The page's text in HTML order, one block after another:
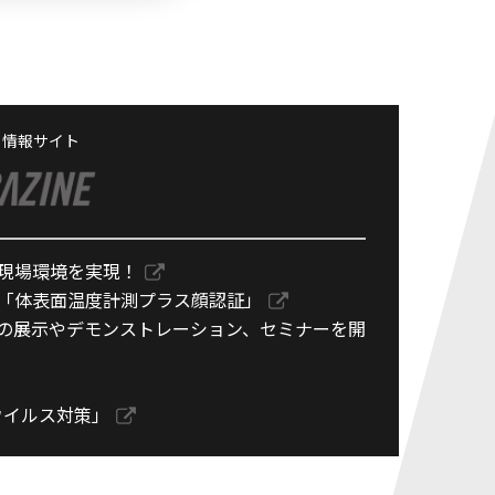
報サイト
場環境を実現！
表面温度計測プラス顔認証」
展示やデモンストレーション、セミナーを開
ルス対策」